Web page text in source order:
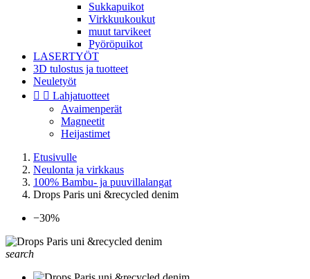
Sukkapuikot
Virkkuukoukut
muut tarvikeet
Pyöröpuikot
LASERTYÖT
3D tulostus ja tuotteet
Neuletyöt
  Lahjatuotteet
Avaimenperät
Magneetit
Heijastimet
Etusivulle
Neulonta ja virkkaus
100% Bambu- ja puuvillalangat
Drops Paris uni &recycled denim
−30%
search